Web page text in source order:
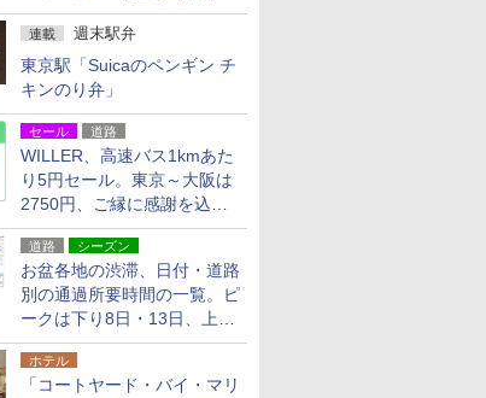
水ギアショーツは1990円に
連載 週末駅弁
東京駅「Suicaのペンギン チ
キンのり弁」
セール 道路
WILLER、高速バス1kmあた
り5円セール。東京～大阪は
2750円、ご縁に感謝を込め
た20周年記念キャンペーン
道路 シーズン
お盆各地の渋滞、日付・道路
別の通過所要時間の一覧。ピ
ークは下り8日・13日、上り
14日・15日
ホテル
「コートヤード・バイ・マリ